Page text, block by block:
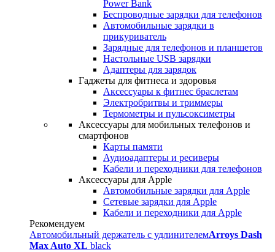
Power Bank
Беспроводные зарядки для телефонов
Автомобильные зарядки в
прикуриватель
Зарядные для телефонов и планшетов
Настольные USB зарядки
Адаптеры для зарядок
Гаджеты для фитнеса и здоровья
Аксессуары к фитнес браслетам
Электробритвы и триммеры
Термометры и пульсоксиметры
Аксессуары для мобильных телефонов и
смартфонов
Карты памяти
Аудиоадаптеры и ресиверы
Кабели и переходники для телефонов
Аксессуары для Apple
Автомобильные зарядки для Apple
Сетевые зарядки для Apple
Кабели и переходники для Apple
Рекомендуем
Автомобильный держатель с удлинителемArroys Dash
Max Auto XL black